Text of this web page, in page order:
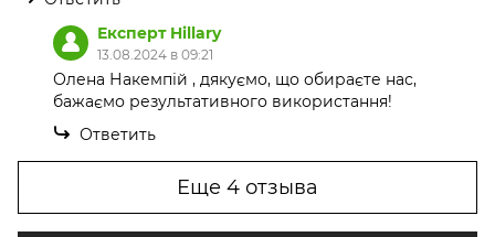
Експерт Hillary
13.08.2024 в 09:21
Олена Накемпій , дякуємо, що обираєте нас,
бажаємо результативного використання!
Ответить
Еще 4 отзыва